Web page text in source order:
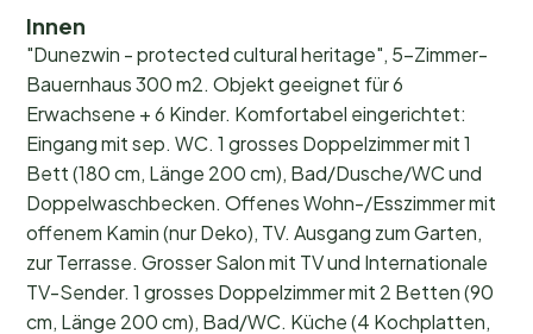
Innen
"Dunezwin - protected cultural heritage", 5-Zimmer-
Bauernhaus 300 m2. Objekt geeignet für 6
Erwachsene + 6 Kinder. Komfortabel eingerichtet:
Eingang mit sep. WC. 1 grosses Doppelzimmer mit 1
Bett (180 cm, Länge 200 cm), Bad/Dusche/WC und
Doppelwaschbecken. Offenes Wohn-/Esszimmer mit
offenem Kamin (nur Deko), TV. Ausgang zum Garten,
zur Terrasse. Grosser Salon mit TV und Internationale
TV-Sender. 1 grosses Doppelzimmer mit 2 Betten (90
cm, Länge 200 cm), Bad/WC. Küche (4 Kochplatten,